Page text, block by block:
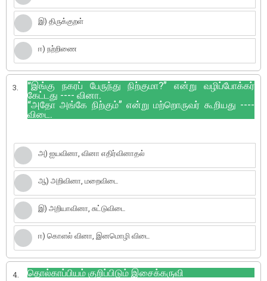
இ) திருக்குறள்
ஈ) நற்றிணை
3. “இங்கு நகரப் பேருந்து நிற்குமா?” என்று வழிப்போக்கர்
கேட்டது ---- வினா.
“அதோ அங்கே நிற்கும்” என்று மற்றொருவர் கூறியது ----
விடை.
அ) ஐயவினா, வினா எதிர்வினாதல்
ஆ) அறிவினா, மறைவிடை
இ) அறியாவினா, சுட்டுவிடை
ஈ) கொளல் வினா, இனமொழி விடை
4. தொல்காப்பியம் குறிப்பிடும் இசைக்கருவி